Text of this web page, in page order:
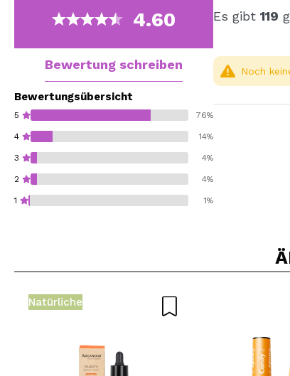
4.60
Bewertung schreiben
Bewertungsübersicht
5 76%
4 14%
3 4%
2 4%
1 1%
Es gibt 119
Noch
Natürliche